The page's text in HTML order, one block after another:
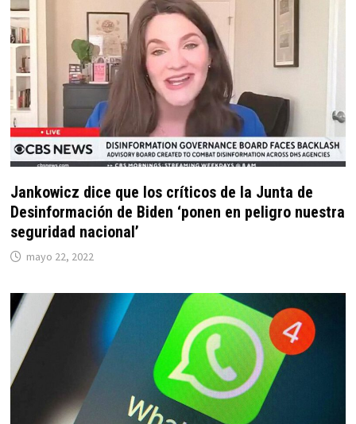
Jankowicz dice que los críticos de la Junta de
Desinformación de Biden ‘ponen en peligro nuestra
seguridad nacional’
mayo 22, 2022